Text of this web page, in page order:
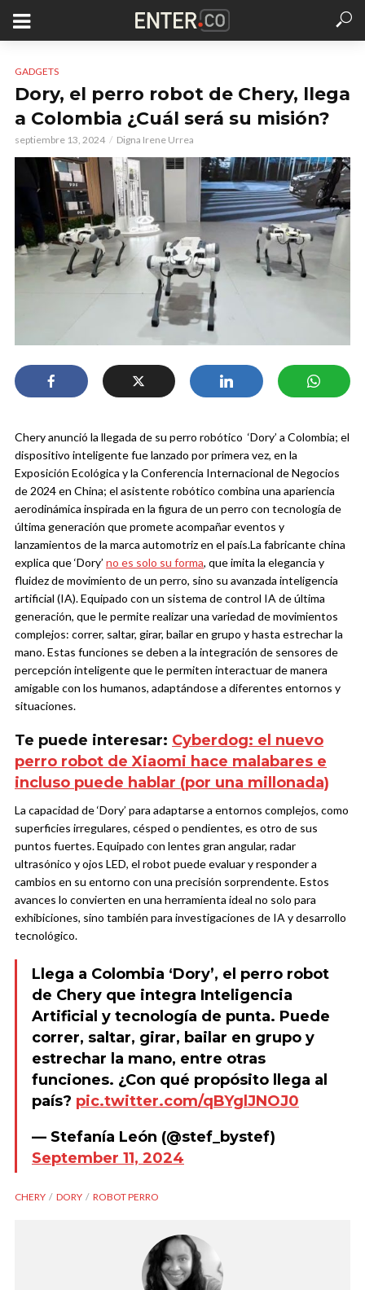
GADGETS
Dory, el perro robot de Chery, llega
a Colombia ¿Cuál será su misión?
septiembre 13, 2024 Digna Irene Urrea
Chery anunció la llegada de su perro robótico ‘Dory’ a Colombia; el
dispositivo inteligente fue lanzado por primera vez, en la
Exposición Ecológica y la Conferencia Internacional de Negocios
de 2024 en China; el asistente robótico combina una apariencia
aerodinámica inspirada en la figura de un perro con tecnología de
última generación que promete acompañar eventos y
lanzamientos de la marca automotriz en el país.La fabricante china
explica que ‘Dory’ no es solo su forma, que imita la elegancia y
fluidez de movimiento de un perro, sino su avanzada inteligencia
artificial (IA).Equipado con un sistema de control IA de última
generación, que le permite realizar una variedad de movimientos
complejos: correr, saltar, girar, bailar en grupo y hasta estrechar la
mano.Estas funciones se deben a la integración de sensores de
percepción inteligente que le permiten interactuar de manera
amigable con los humanos, adaptándose a diferentes entornos y
situaciones.
Te puede interesar: Cyberdog: el nuevo
perro robot de Xiaomi hace malabares e
incluso puede hablar (por una millonada)
La capacidad de ‘Dory’ para adaptarse a entornos complejos, como
superficies irregulares, césped o pendientes, es otro de sus
puntos fuertes. Equipado con lentes gran angular, radar
ultrasónico y ojos LED, el robot puede evaluar y responder a
cambios en su entorno con una precisión sorprendente. Estos
avances lo convierten en una herramienta ideal no solo para
exhibiciones, sino también para investigaciones de IA y desarrollo
tecnológico.
Llega a Colombia ‘Dory’, el perro robot
de Chery que integra Inteligencia
Artificial y tecnología de punta. Puede
correr, saltar, girar, bailar en grupo y
estrechar la mano, entre otras
funciones. ¿Con qué propósito llega al
país? pic.twitter.com/qBYglJNOJ0
— Stefanía León (@stef_bystef)
September 11, 2024
CHERY DORY ROBOT PERRO